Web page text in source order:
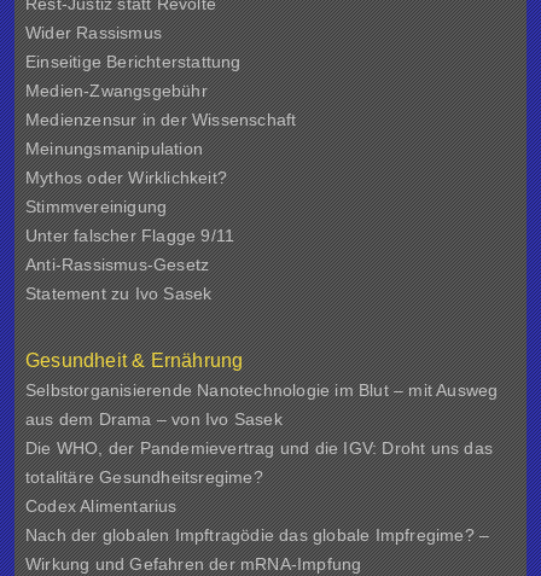
Rest-Justiz statt Revolte
Wider Rassismus
Einseitige Berichterstattung
Medien-Zwangsgebühr
Medienzensur in der Wissenschaft
Meinungsmanipulation
Mythos oder Wirklichkeit?
Stimmvereinigung
Unter falscher Flagge 9/11
Anti-Rassismus-Gesetz
Statement zu Ivo Sasek
Gesundheit & Ernährung
Selbstorganisierende Nanotechnologie im Blut – mit Ausweg
aus dem Drama – von Ivo Sasek
Die WHO, der Pandemievertrag und die IGV: Droht uns das
totalitäre Gesundheitsregime?
Codex Alimentarius
Nach der globalen Impftragödie das globale Impfregime? –
Wirkung und Gefahren der mRNA-Impfung